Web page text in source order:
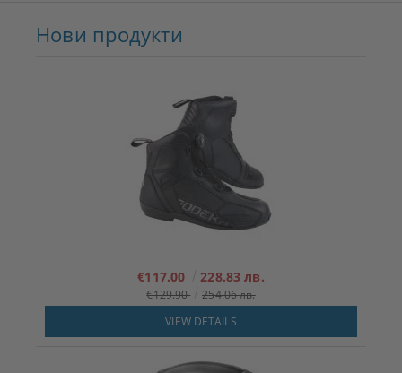
Нови продукти
€117.00 228.83 лв.
€129.90
254.06 лв.
VIEW DETAILS